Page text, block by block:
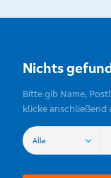
Nichts
Bitte gib Name,
klicke anschließend